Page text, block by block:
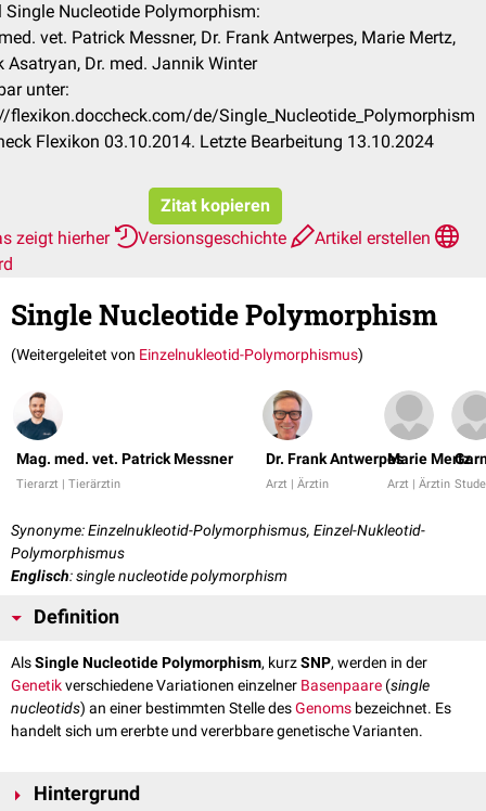
Single Nucleotide Polymorphism:
vet. Patrick Messner, Dr. Frank Antwerpes, Marie Mertz,
Asatryan, Dr. med. Jannik Winter
unter:
flexikon.doccheck.com/de/Single_Nucleotide_Polymorphism
Flexikon 03.10.2014. Letzte Bearbeitung 13.10.2024
Zitat kopieren
zeigt hierher
Versionsgeschichte
Artikel erstellen
Single Nucleotide Polymorphism
(Weitergeleitet von Einzelnukleotid-Polymorphismus)
Mag. med. vet. Patrick Messner
Tierarzt | Tierärztin
Dr. Frank Antwerpes
Arzt | Ärztin
Marie Mertz
Arzt | Ärztin
Synonyme: Einzelnukleotid-Polymorphismus, Einzel-Nukleotid-
Polymorphismus
Englisch: single nucleotide polymorphism
Definition
AlsSingle Nucleotide Polymorphism, kurzSNP, werden in der
Genetikverschiedene Variationen einzelner Basenpaare (single
nucleotids) an einer bestimmten Stelle desGenoms bezeichnet. Es
handelt sich um ererbte und vererbbare genetische Varianten.
Hintergrund